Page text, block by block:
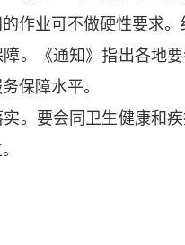
作业可不做硬性要求
《通知》指出各地要
保障水平。
要会同卫生健康和疾